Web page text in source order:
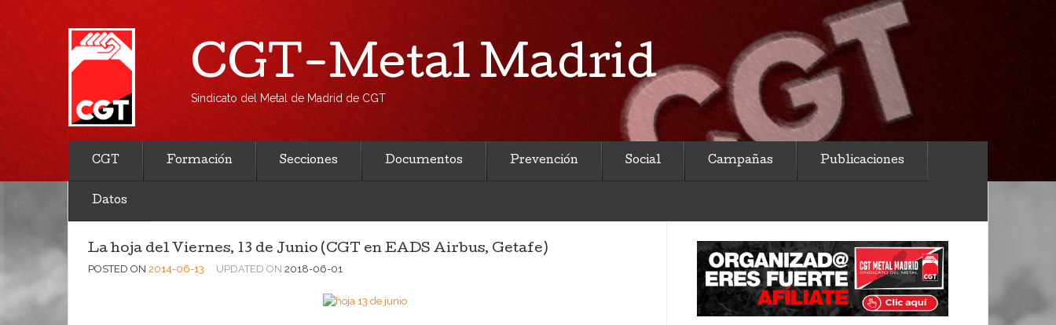
CGT-Metal Madrid
Sindicato del Metal de Madrid de CGT
CGT Formación Secciones Documentos Prevención Social Campañas Publicaciones
Datos
La hoja del Viernes, 13 de Junio (CGT en EADS Airbus, Getafe)
POSTED ON 2014-06-13 UPDATED ON 2018-06-01